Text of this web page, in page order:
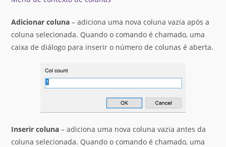
Adicionar coluna – adiciona uma nova coluna vazia após a
coluna selecionada. Quando o comando é chamado, uma
caixa de diálogo para inserir o número de colunas é aberta.
Inserir coluna – adiciona uma nova coluna vazia antes da
coluna selecionada. Quando o comando é chamado, uma